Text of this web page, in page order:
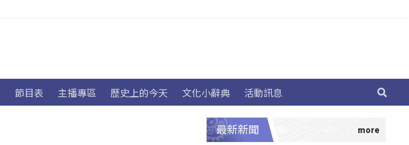
節目表 主播專區 歷史上的今天 文化小辭典 活動訊息
最新新聞